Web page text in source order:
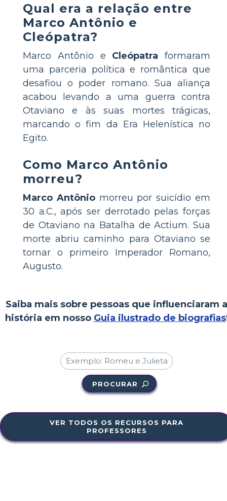
Qual era a relação entre
Marco Antônio e
Cleópatra?
Marco Antônio e Cleópatra formaram
uma parceria política e romântica que
desafiou o poder romano. Sua aliança
acabou levando a uma guerra contra
Otaviano e às suas mortes trágicas,
marcando o fim da Era Helenística no
Egito.
Como Marco Antônio
morreu?
Marco Antôniomorreu por suicídio em
30 a.C., após ser derrotado pelas forças
de Otaviano na Batalha de Actium. Sua
morte abriu caminho para Otaviano se
tornar o primeiro Imperador Romano,
Augusto.
Saiba mais sobre pessoas que influenciaram a
história em nosso Guia ilustrado de biografias
PROCURAR
VER TODOS OS RECURSOS PARA
PROFESSORES